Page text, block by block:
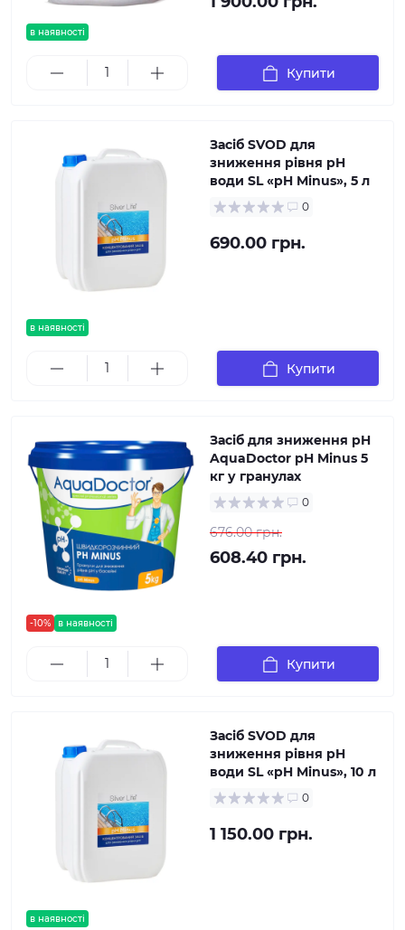
в наявності
Купити
в наявності
Засіб SVOD для
зниження рівня pH
води SL «pH Minus», 5 л
0
690.00 грн.
Купити
-10% в наявності
Засіб для зниження pH
AquaDoctor pH Minus 5
кг у гранулах
0
676.00 грн.
608.40 грн.
Купити
в наявності
Засіб SVOD для
зниження рівня pH
води SL «pH Minus», 10 л
0
1 150.00 грн.